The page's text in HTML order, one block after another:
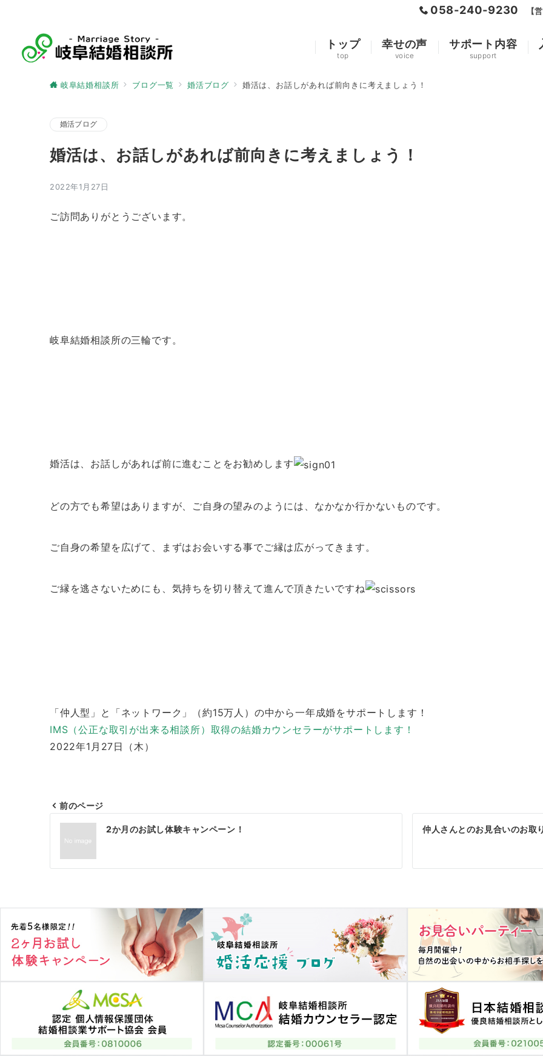
058-240-9230 【
トップ
top
幸せの声
voice
サポート内容
support
岐阜結婚相談所 ブログ一覧 婚活ブログ 婚活は、お話しがあれば前向きに考えましょう！
婚活ブログ
婚活は、お話しがあれば前向きに考えましょう！
2022年1月27日
ご訪問ありがとうございます。
岐阜結婚相談所の三輪です。
婚活は、お話しがあれば前に進むことをお勧めします
どの方でも希望はありますが、ご自身の望みのようには、なかなか行かないものです。
ご自身の希望を広げて、まずはお会いする事でご縁は広がってきます。
ご縁を逃さないためにも、気持ちを切り替えて進んで頂きたいですね
「仲人型」と「ネットワーク」（約15万人）の中から一年成婚をサポートします！
IMS（公正な取引が出来る相談所）取得の結婚カウンセラーがサポートします！
2022年1月27日（木）
投
ナ
ゲ
ー
シ
ョ
前のページ
2か月のお試し体験キャンペーン！ 仲人さんとのお見合いのお取